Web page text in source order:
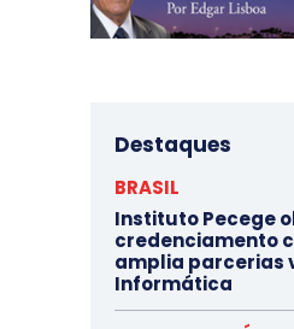
Destaques
BRASIL
Instituto Pecege
credenciamento
amplia parcerias
Informática